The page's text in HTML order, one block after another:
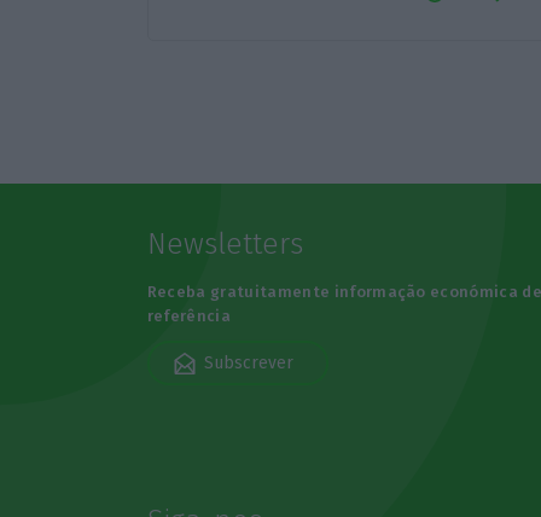
Newsletters
Receba gratuitamente informação económica
referência
Subscrever